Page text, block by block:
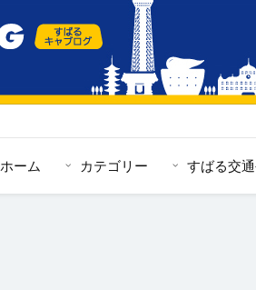
ホーム カテゴリー すばる交